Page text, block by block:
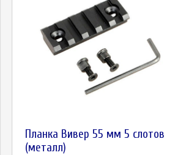
Планка Вивер 55 мм 5 слотов
(металл)